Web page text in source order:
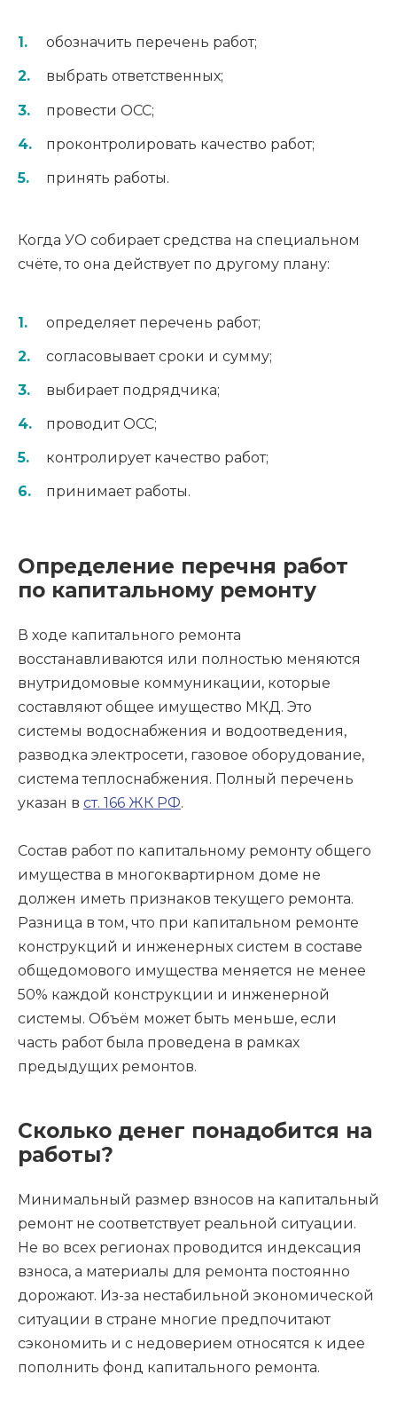
обозначить перечень работ;
выбрать ответственных;
провести ОСС;
проконтролировать качество работ;
принять работы.
Когда УО собирает средства на специальном
счёте, то она действует по другому плану:
определяет перечень работ;
согласовывает сроки и сумму;
выбирает подрядчика;
проводит ОСС;
контролирует качество работ;
принимает работы.
Определение перечня работ
по капитальному ремонту
В ходе капитального ремонта
восстанавливаются или полностью меняются
внутридомовые коммуникации, которые
составляют общее имущество МКД. Это
системы водоснабжения и водоотведения,
разводка электросети, газовое оборудование,
система теплоснабжения. Полный перечень
указан в ст. 166 ЖК РФ.
Состав работ по капитальному ремонту общего
имущества в многоквартирном доме не
должен иметь признаков текущего ремонта.
Разница в том, что при капитальном ремонте
конструкций и инженерных систем в составе
общедомового имущества меняется не менее
50% каждой конструкции и инженерной
системы. Объём может быть меньше, если
часть работ была проведена в рамках
предыдущих ремонтов.
Сколько денег понадобится на
работы?
Минимальный размер взносов на капитальный
ремонт не соответствует реальной ситуации.
Не во всех регионах проводится индексация
взноса, а материалы для ремонта постоянно
дорожают. Из-за нестабильной экономической
ситуации в стране многие предпочитают
сэкономить и с недоверием относятся к идее
пополнить фонд капитального ремонта.